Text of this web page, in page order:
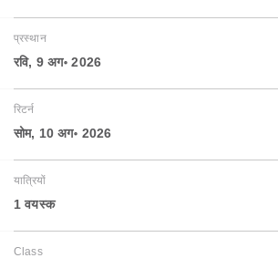
प्रस्थान
रवि, 9 अग॰ 2026
रिटर्न
सोम, 10 अग॰ 2026
यात्रियों
1 वयस्‍क
Class